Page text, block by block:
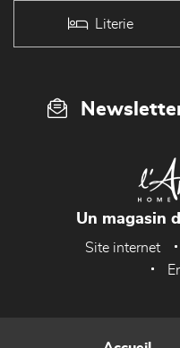
Literie
Un magasin
Site internet